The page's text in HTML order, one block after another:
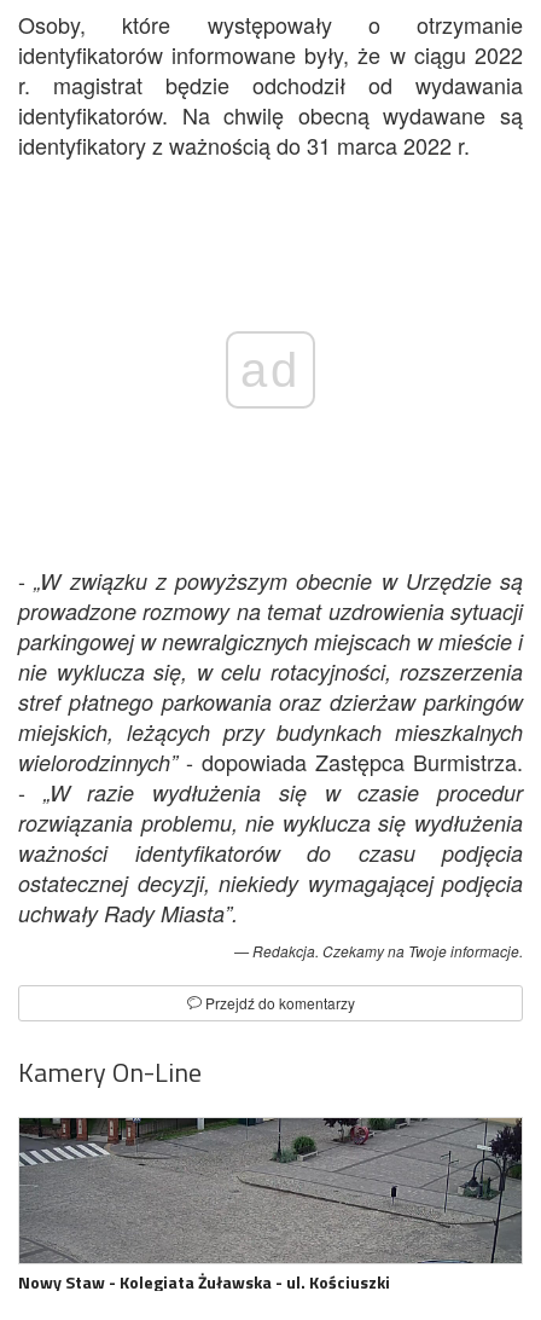
Osoby, które występowały o otrzymanie
identyfikatorów informowane były, że w ciągu 2022
r. magistrat będzie odchodził od wydawania
identyfikatorów. Na chwilę obecną wydawane są
identyfikatory z ważnością do 31 marca 2022 r.
ad
-„W związku z powyższym obecnie w Urzędzie są
prowadzone rozmowy na temat uzdrowienia sytuacji
parkingowej w newralgicznych miejscach w mieście i
nie wyklucza się, w celu rotacyjności, rozszerzenia
stref płatnego parkowania oraz dzierżaw parkingów
miejskich, leżących przy budynkach mieszkalnych
wielorodzinnych”- dopowiada Zastępca Burmistrza.
- „W razie wydłużenia się w czasie procedur
rozwiązania problemu, nie wyklucza się wydłużenia
ważności identyfikatorów do czasu podjęcia
ostatecznej decyzji, niekiedy wymagającej podjęcia
uchwały Rady Miasta”.
Redakcja. Czekamy na Twoje informacje.
Przejdź do komentarzy
Kamery On-Line
Nowy Staw - Kolegiata Żuławska - ul. Kościuszki